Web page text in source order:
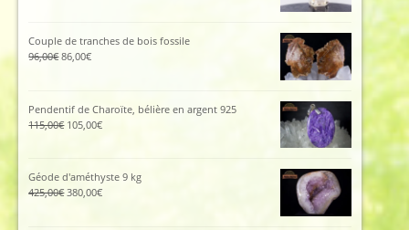
Couple de tranches de bois fossile
96,00€Le
96,00€.
86,00€Le
86,00€.
Pendentif de Charoïte, bélière en argent 925
115,00€ Le
était :
115,00€.
105,00€Le
105,00€.
Géode d'améthyste 9 kg
425,00€ Le
380,00€Le